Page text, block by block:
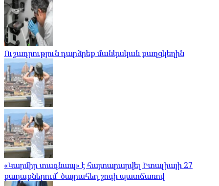
Ուշադրություն դարձրեք մանկական քաղցկեղին
«Կարմիր տագնապ» է հայտարարվել Իտալիայի 27
քաղաքներում՝ ծայրահեղ շոգի պատճառով